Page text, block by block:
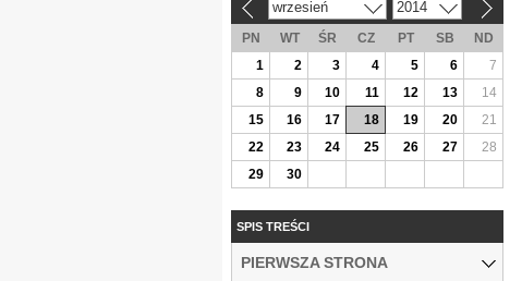
wrzesień 2014
PN WT ŚR CZ PT SB
ND
1
2 3 4 5 6
7
8
9 10 11 12 13
14
15
16 17 18 19 20
21
22
23 24 25 26 27
28
29
30
SPIS TREŚCI
PIERWSZA STRONA